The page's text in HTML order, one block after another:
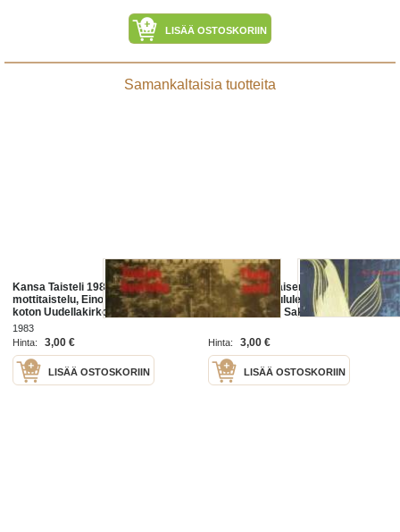
LISÄÄ OSTOSKORIIN
Samankaltaisia tuotteita
Kansa Taisteli 1983 nr 8, Tiurin
mottitaistelu, Eino Summa: kävin
koton Uudellakirkolla, Lauri Viita
runoa Korpiselän koivikossa
1983
Hinta:
3,00 €
LISÄÄ OSTOSKORIIN
Eeva nykyaikaisen naisen lehti
1950 nr 12 Joululehti, kesämökistä
talvikoti, kävin Saksassa,
Hinta: 3,00 €
LISÄÄ OSTOSKORIIN